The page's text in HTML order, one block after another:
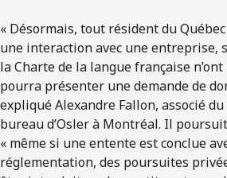
« Désormais, tout résident du
une interaction avec une entreprise,
la Charte de la langue française
pourra présenter une demande de
expliqué Alexandre Fallon, associé
bureau d’Osler à Montréal. Il
« même si une entente est conclue
réglementation, des poursuites